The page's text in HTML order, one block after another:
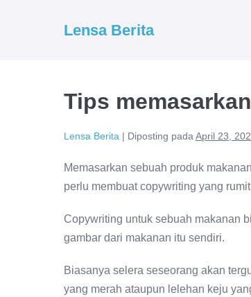
Lensa Berita
Tips
Lensa Berita | Diposting pada April 23,
Memasarkan sebuah produk
perlu membuat copywriting yang
Copywriting untuk sebuah makanan
gambar dari makanan itu sendiri.
Biasanya selera seseorang akan
yang merah ataupun lelehan keju